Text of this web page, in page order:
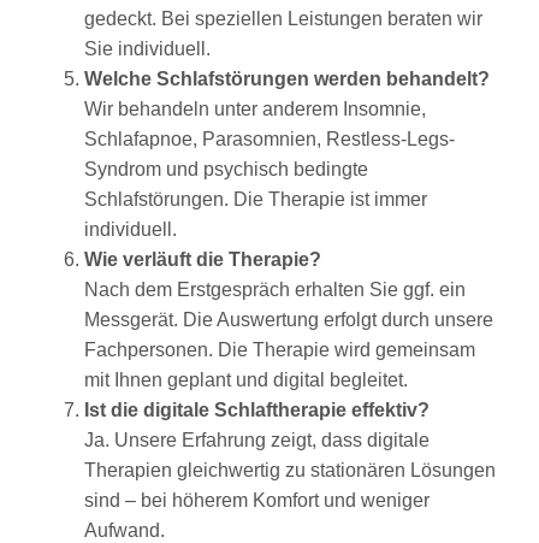
gedeckt. Bei speziellen Leistungen beraten wir
Sie individuell.
Welche Schlafstörungen werden behandelt?
Wir behandeln unter anderem Insomnie,
Schlafapnoe, Parasomnien, Restless-Legs-
Syndrom und psychisch bedingte
Schlafstörungen. Die Therapie ist immer
individuell.
Wie verläuft die Therapie?
Nach dem Erstgespräch erhalten Sie ggf. ein
Messgerät. Die Auswertung erfolgt durch unsere
Fachpersonen. Die Therapie wird gemeinsam
mit Ihnen geplant und digital begleitet.
Ist die digitale Schlaftherapie effektiv?
Ja. Unsere Erfahrung zeigt, dass digitale
Therapien gleichwertig zu stationären Lösungen
sind – bei höherem Komfort und weniger
Aufwand.